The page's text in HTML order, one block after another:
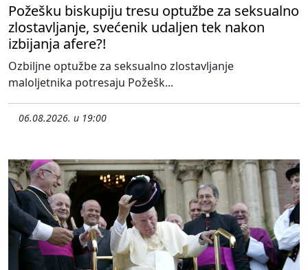
Požešku biskupiju tresu optužbe za seksualno
zlostavljanje, svećenik udaljen tek nakon
izbijanja afere?!
Ozbiljne optužbe za seksualno zlostavljanje
maloljetnika potresaju Požešk...
06.08.2026. u 19:00